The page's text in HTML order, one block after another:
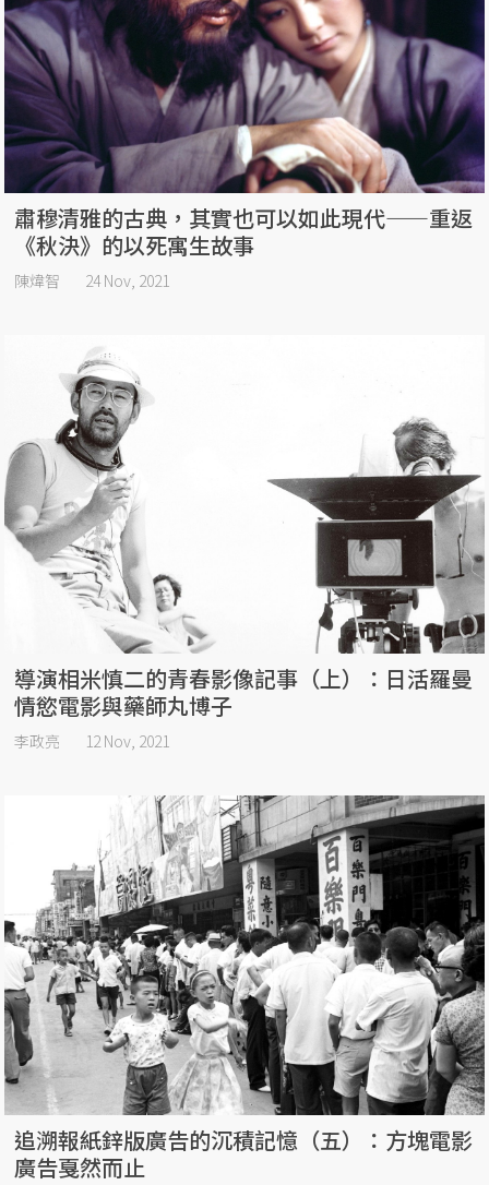
肅穆清雅的古典，其實也可以如此現代——重返
《秋決》的以死寓生故事
陳煒智 24 Nov, 2021
導演相米慎二的青春影像記事（上）：日活羅曼
情慾電影與藥師丸博子
李政亮 12 Nov, 2021
追溯報紙鋅版廣告的沉積記憶（五）：方塊電影
廣告戛然而止